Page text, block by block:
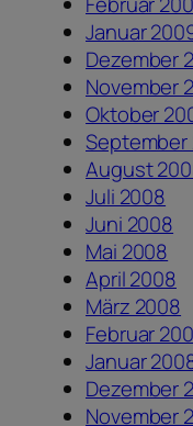
Januar
Dezember
November
Oktober
September
August
Juli 2008
Juni 2008
Mai 2008
April 2008
März 2008
Februar
Januar
Dezember
November